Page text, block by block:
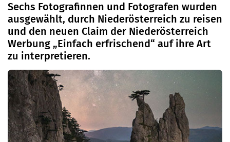
Sechs Fotografinnen und Fotografen wurden
ausgewählt, durch Niederösterreich zu reisen
und den neuen Claim der Niederösterreich
Werbung „Einfach erfrischend“ auf ihre Art
zu interpretieren.